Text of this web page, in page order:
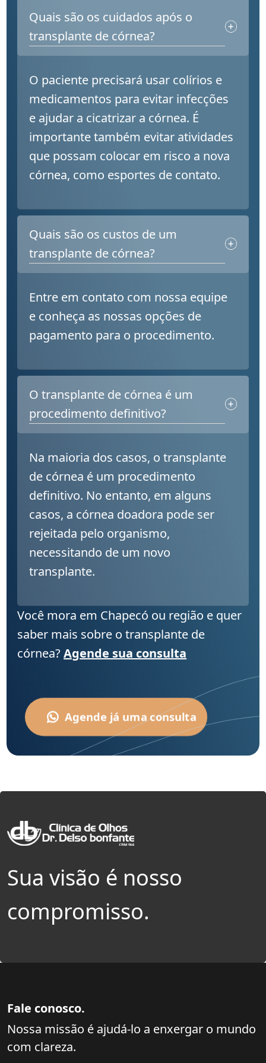
Quais são os cuidados após o
transplante de córnea?
O paciente precisará usar colírios e
medicamentos para evitar infecções
e ajudar a cicatrizar a córnea. É
importante também evitar atividades
que possam colocar em risco a nova
córnea, como esportes de contato.
Quais são os custos de um
transplante de córnea?
Entre em contato com nossa equipe
e conheça as nossas opções de
pagamento para o procedimento.
O transplante de córnea é um
procedimento definitivo?
Na maioria dos casos, o transplante
de córnea é um procedimento
definitivo. No entanto, em alguns
casos, a córnea doadora pode ser
rejeitada pelo organismo,
necessitando de um novo
transplante.
Você mora em Chapecó ou região e quer
saber mais sobre o transplante de
córnea?Agende sua consulta
Agende já uma consulta
Sua visão é nosso
compromisso.
Fale conosco.
Nossa missão é ajudá-lo a enxergar o mundo
com clareza.